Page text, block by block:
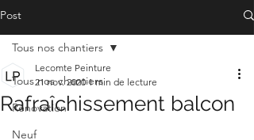
Post
Tous nos chantiers
Rénovation
Neuf
Tous nos chantiers
Rafraîchissement balcon
Lecomte Peinture
21 nov. 2020 1 min de lecture